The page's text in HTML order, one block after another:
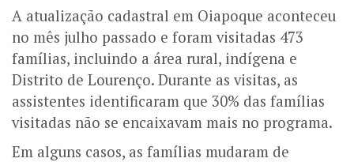
A atualização cadastral em Oiapoque aconteceu
no mês julho passado e foram visitadas 473
famílias, incluindo a área rural, indígena e
Distrito de Lourenço. Durante as visitas, as
assistentes identificaram que 30% das famílias
visitadas não se encaixavam mais no programa.
Em alguns casos, as famílias mudaram de